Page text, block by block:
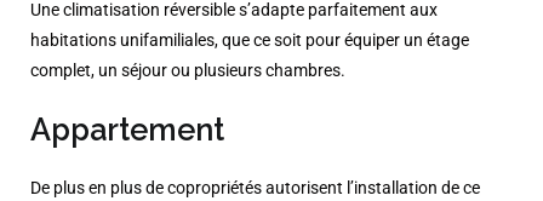
Une climatisation réversible s’adapte parfaitement aux
habitations unifamiliales, que ce soit pour équiper un étage
complet, un séjour ou plusieurs chambres.
Appartement
De plus en plus de copropriétés autorisent l’installation de ce